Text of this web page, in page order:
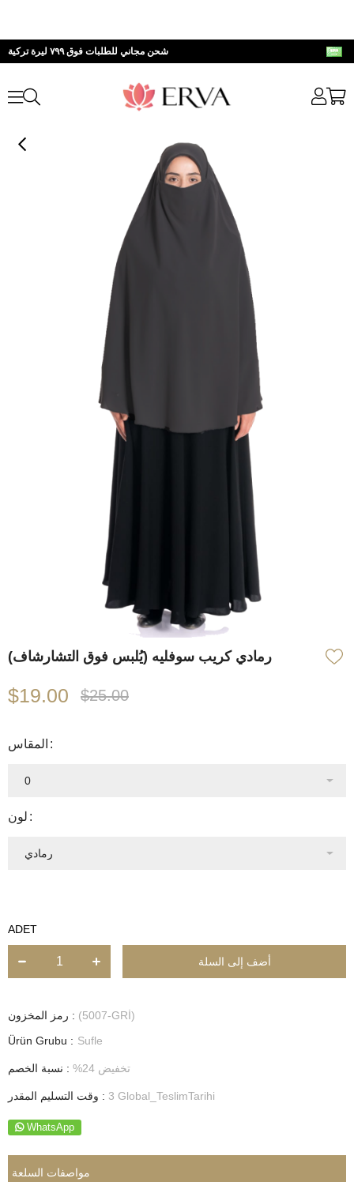
شحن مجاني للطلبات فوق ٧٩٩ ليرة تركية
رمادي كريب سوفليه (يُلبس فوق التشارشاف)
$25.00
$19.00
المقاس
لون
ADET
رمز المخزون
(5007-GRİ)
Ürün Grubu : Sufle
نسبة الخصم : %24 تخفيض
وقت التسليم المقدر : 3 Global_TeslimTarihi
WhatsApp
مواصفات السلعة